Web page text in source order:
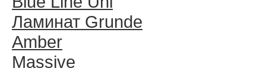
Ламинат Grunde
Amber
Massive